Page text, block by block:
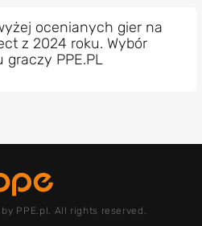
ocenianych gier na
z 2024 roku. Wybór
PPE.PL
PPE.pl. All rights reserved.